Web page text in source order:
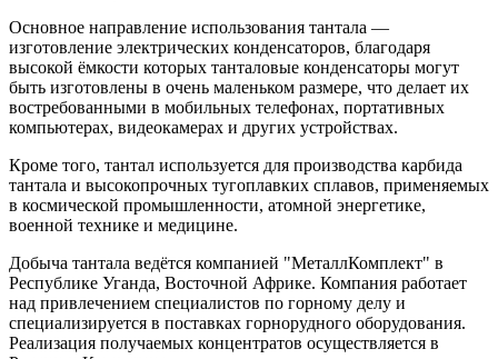
Основное направление использования тантала —
изготовление электрических конденсаторов, благодаря
высокой ёмкости которых танталовые конденсаторы могут
быть изготовлены в очень маленьком размере, что делает их
востребованными в мобильных телефонах, портативных
компьютерах, видеокамерах и других устройствах.
Кроме того, тантал используется для производства карбида
тантала и высокопрочных тугоплавких сплавов, применяемых
в космической промышленности, атомной энергетике,
военной технике и медицине.
Добыча тантала ведётся компанией "МеталлКомплект" в
Республике Уганда, Восточной Африке. Компания работает
над привлечением специалистов по горному делу и
специализируется в поставках горнорудного оборудования.
Реализация получаемых концентратов осуществляется в